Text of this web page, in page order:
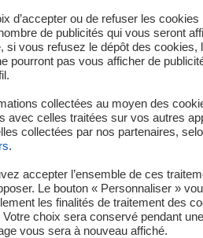
complémentaires
d’accepter ou de refuser les
de publicités qui vous seront
si vous refusez le dépôt des
pourront pas vous afficher de
collectées au moyen des
avec celles traitées sur vos autres
collectées par nos partenaires,
.
accepter l’ensemble de ces
Le bouton « Personnaliser »
les finalités de traitement des
choix sera conservé pendant
vous sera à nouveau affiché.